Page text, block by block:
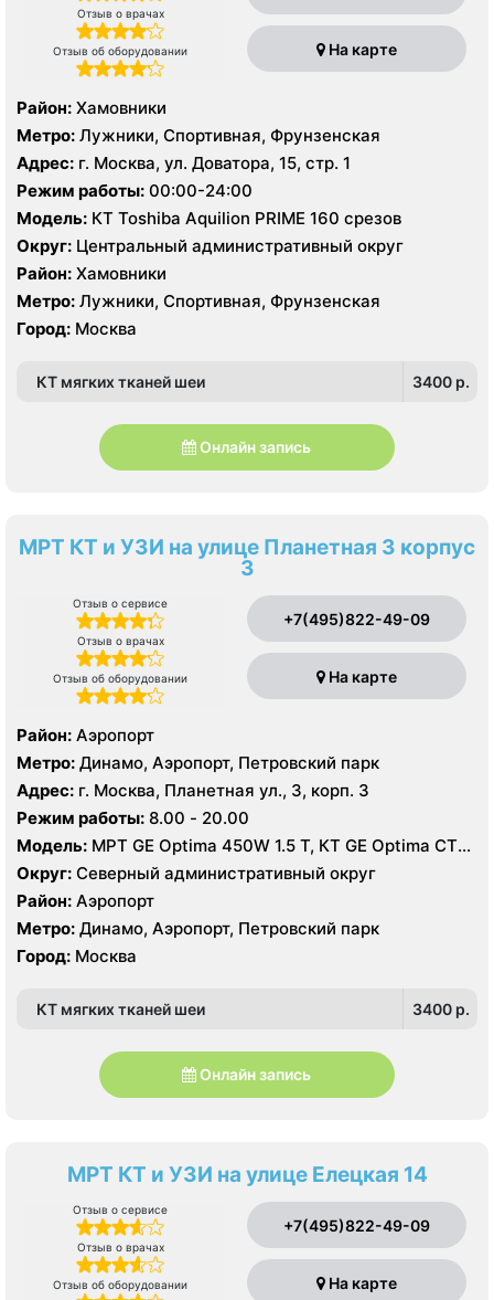
Отзыв о врачах
Отзыв об оборудовании На карте
Район: Хамовники
Метро: Лужники, Спортивная, Фрунзенская
Адрес: г. Москва, ул. Доватора, 15, стр. 1
Режим работы: 00:00-24:00
Модель: КТ Toshiba Aquilion PRIME 160 срезов
Округ: Центральный административный округ
Район: Хамовники
Метро: Лужники, Спортивная, Фрунзенская
Город: Москва
КТ мягких тканей шеи 3400 p.
Онлайн запись
МРТ КТ и УЗИ на улице Планетная 3 корпус
3
Отзыв о сервисе
Отзыв о врачах
Отзыв об оборудовании
+7(495)822-49-09
На карте
Район: Аэропорт
Метро: Динамо, Аэропорт, Петровский парк
Адрес: г. Москва, Планетная ул., 3, корп. 3
Режим работы: 8.00 - 20.00
Модель: МРТ GE Optima 450W 1.5 T, КТ GE Optima CT
660 Asir 128 срезов, УЗИ GE LOGIQ S8
Округ: Северный административный округ
Район: Аэропорт
Метро: Динамо, Аэропорт, Петровский парк
Город: Москва
КТ мягких тканей шеи 3400 p.
Онлайн запись
МРТ КТ и УЗИ на улице Елецкая 14
Отзыв о сервисе
Отзыв о врачах
Отзыв об оборудовании
+7(495)822-49-09
На карте